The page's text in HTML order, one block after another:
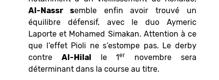
Al-Nassr semble enfin avoir trouvé un
équilibre défensif, avec le duo Aymeric
Laporte et Mohamed Simakan. Attention à ce
que l’effet Pioli ne s’estompe pas. Le derby
contre Al-Hilal le 1er
novembre sera
déterminant dans la course au titre.